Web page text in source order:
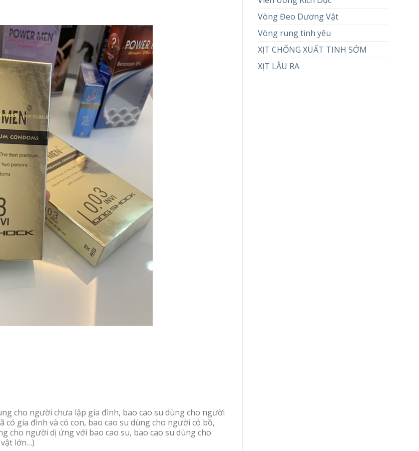
Vòng Đeo Dương Vật
Vòng rung tình yêu
XỊT CHỐNG XUẤT TINH SỚM
XỊT LÂU RA
cho người chưa lập gia đình, bao cao su dùng cho người
gia đình và có con, bao cao su dùng cho người có bồ,
cho người dị ứng với bao cao su, bao cao su dùng cho
lớn…)